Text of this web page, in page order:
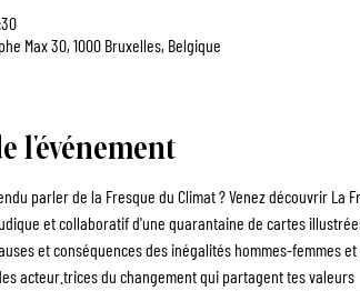
Max 30, 1000 Bruxelles, Belgique
l'événement
parler de la Fresque du Climat ? Venez découvrir La
et collaboratif d'une quarantaine de cartes
et conséquences des inégalités hommes-femmes
acteur.trices du changement qui partagent tes valeurs